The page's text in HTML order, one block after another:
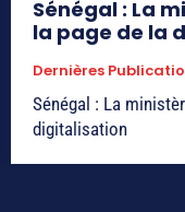
Sénégal : La
la page de la
Dernières
Sénégal : La
digitalisation